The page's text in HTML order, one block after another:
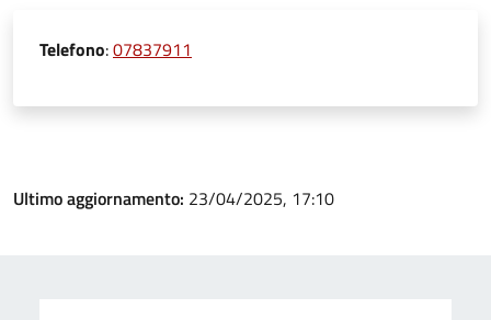
Telefono:07837911
Ultimo aggiornamento: 23/04/2025, 17:10